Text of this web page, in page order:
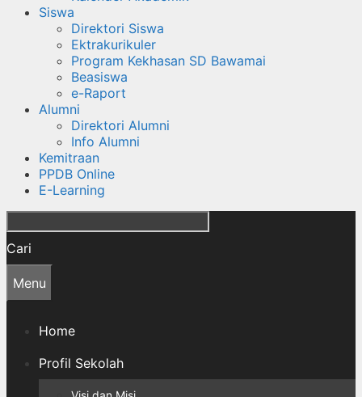
Siswa
Direktori Siswa
Ektrakurikuler
Program Kekhasan SD Bawamai
Beasiswa
e-Raport
Alumni
Direktori Alumni
Info Alumni
Kemitraan
PPDB Online
E-Learning
Cari
Menu
Home
Profil Sekolah